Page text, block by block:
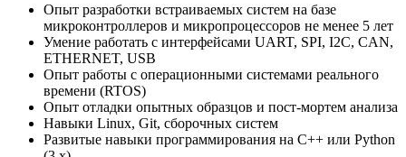
Опыт разработки встраиваемых систем на базе
микроконтроллеров и микропроцессоров не менее 5 лет
Умение работать с интерфейсами UART, SPI, I2C, CAN,
ETHERNET, USB
Опыт работы с операционными системами реального
времени (RTOS)
Опыт отладки опытных образцов и пост-мортем анализа
Навыки Linux, Git, сборочных систем
Развитые навыки программирования на C++ или Python